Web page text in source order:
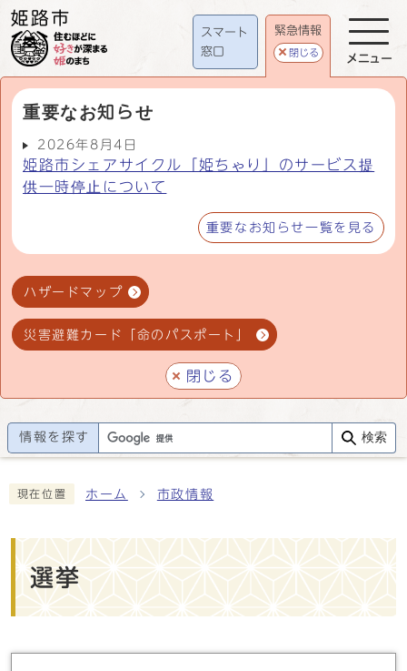
スマート
窓口
緊急情報
閉じる
重要なお知らせ
2026年8月4日
姫路市シェアサイクル「姫ちゃり」のサービス提
供一時停止について
重要なお知らせ一覧を見る
ハザードマップ
災害避難カード「命のパスポート」
閉じる
メニュー
情報を探す 検索
現在位置 ホーム 市政情報
選挙
メインメニュー